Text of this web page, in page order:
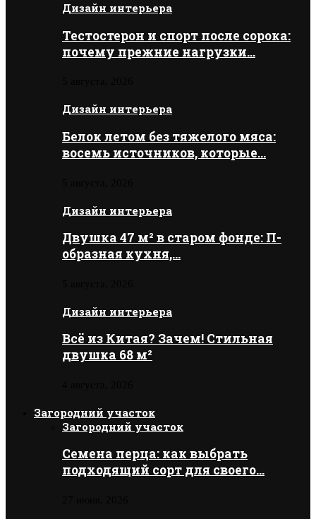
Дизайн интерьера
Тестостерон и спорт после сорока:
почему прежние нагрузки…
Дизайн интерьера
Белок летом без тяжелого мяса:
восемь источников, которые…
Дизайн интерьера
Двушка 47 м² в старом фонде: П-
образная кухня,…
Дизайн интерьера
Всё из Китая? Зачем! Стильная
двушка 68 м²
Загородний участок
Загородний участок
Семена перца: как выбрать
подходящий сорт для своего…